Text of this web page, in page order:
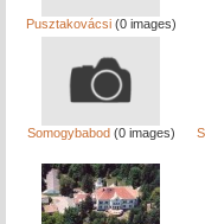
Pusztakovácsi(0 images)
Somogybabod(0 images)